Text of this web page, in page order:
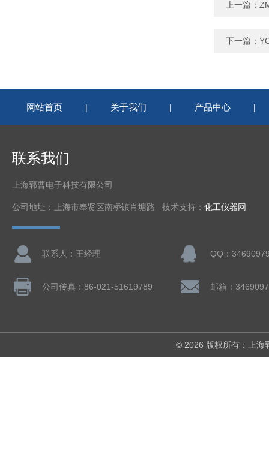
上一篇：
下一篇：
网站首页 | 关于我们 | 产品中心 |
联系我们
上海郓曹电子科技有限公司
公司地址：上海市奉贤区南桥镇肖塘路 技术支持： 化工仪器网
联系人：王经理 QQ：
公司传真：86-021-51619789 邮箱：
© 2026 版权所有：上